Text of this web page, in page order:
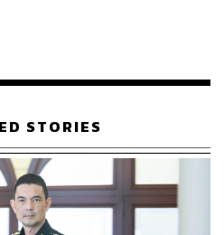
ายไปหลายวัน
ทางทหารจึงรีบประสานไปยัง
-กัมพูชา โดยฝ่ายกัมพูชารับปาก
STORIES